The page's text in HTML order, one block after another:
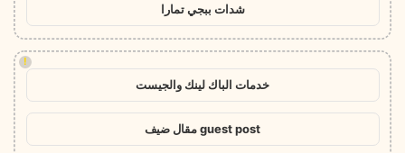
شدات ببجي تمارا
!
خدمات الباك لينك والجيست
guest post مقال ضيف